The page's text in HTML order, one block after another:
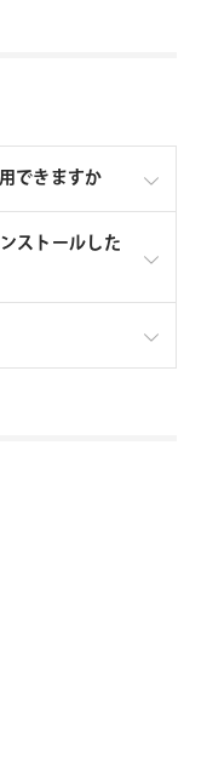
できますか
ラグインファミ
Macでのみ使用
ストールした
ーページよりご
ラー